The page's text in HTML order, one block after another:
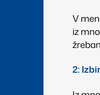
V
iz
2: